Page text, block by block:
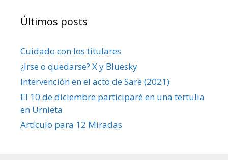
Últimos posts
Cuidado con los titulares
¿Irse o quedarse? X y Bluesky
Intervención en el acto de Sare (2021)
El 10 de diciembre participaré en una tertulia
en Urnieta
Artículo para 12 Miradas